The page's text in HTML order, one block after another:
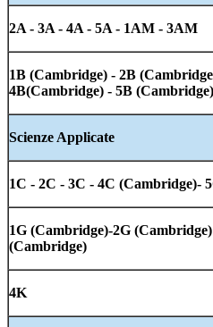
2A - 3A - 4A - 5A - 1AM - 3AM
1B (Cambridge) - 2B
4B(Cambridge) - 5B (Cambridge)
Scienze Applicate
1C - 2C - 3C - 4C (Cambridge)-
1G (Cambridge)-2G
(Cambridge)
4K